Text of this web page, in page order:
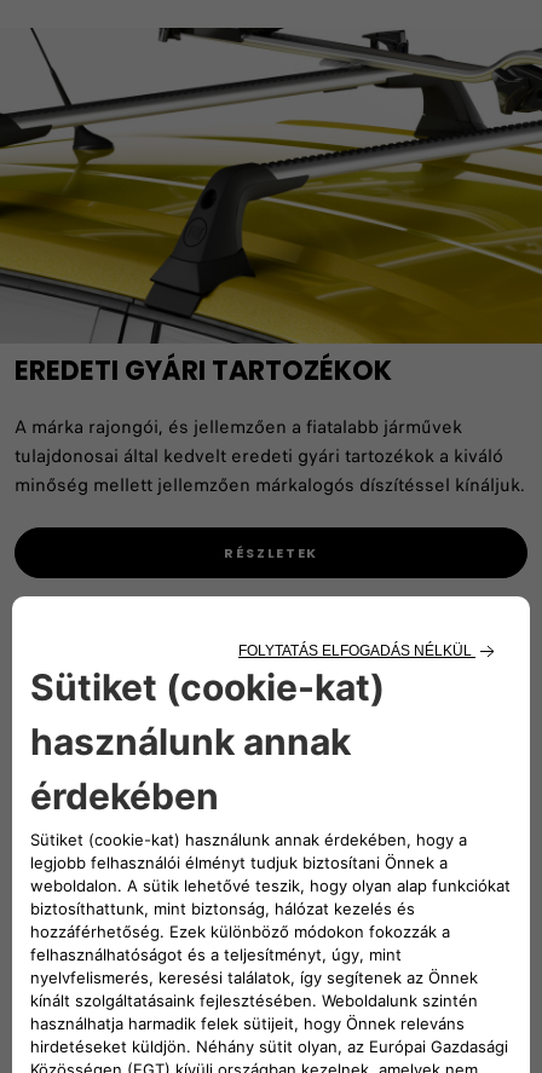
EREDETI GYÁRI TARTOZÉKOK
A márka rajongói, és jellemzően a fiatalabb járművek
tulajdonosai által kedvelt eredeti gyári tartozékok a kiváló
minőség mellett jellemzően márkalogós díszítéssel kínáljuk.
RÉSZLETEK
GREEN VALLEY Multimárkás Gépjárműtartozékok